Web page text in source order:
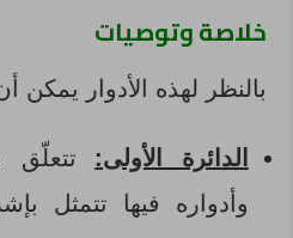
خلاصة وتوصيات
بالنظر لهذه الأدوار
الدائرة الأولى: تتعلّق
وأدواره فيها تتمثل